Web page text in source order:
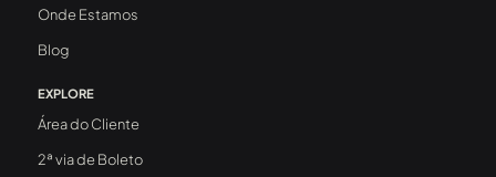
Onde Estamos
Blog
EXPLORE
Área do Cliente
2ª via de Boleto